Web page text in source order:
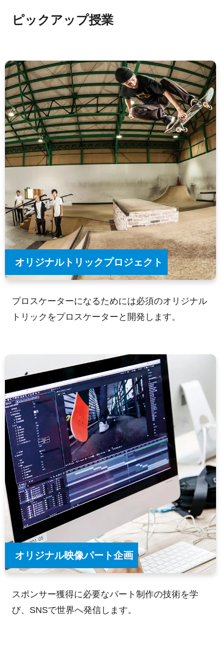
ピックアップ授業
オリジナルトリックプロジェクト
プロスケーターになるためには必須のオリジナル
トリックをプロスケーターと開発します。
オリジナル映像パート企画
スポンサー獲得に必要なパート制作の技術を学
び、SNSで世界へ発信します。